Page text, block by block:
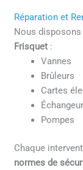
Réparation et
Nous disposons
Frisquet :
Vannes
Brûleurs
Cartes
Pompes
Chaque
normes de